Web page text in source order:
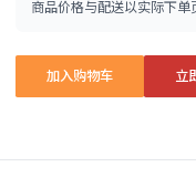
商品价格与配送以实际下单
加入购物车 立